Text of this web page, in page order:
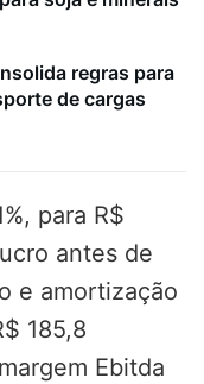
regras para
de cargas
para R$
antes de
e amortização
185,8
Ebitda